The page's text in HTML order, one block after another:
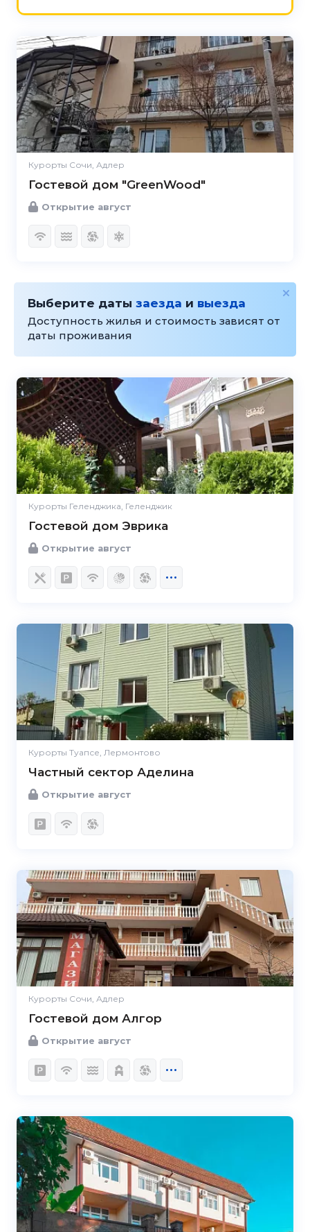
Курорты Сочи, Адлер
Гостевой дом "GreenWood"
Открытие август
Выберите даты заезда и выезда
Доступность жилья и стоимость зависят от
даты проживания
Курорты Геленджика, Геленджик
Гостевой дом Эврика
Открытие август
Курорты Туапсе, Лермонтово
Частный сектор Аделина
Открытие август
Курорты Сочи, Адлер
Гостевой дом Алгор
Открытие август